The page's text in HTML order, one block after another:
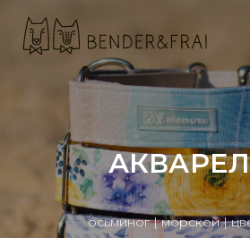
осьминог | морской |